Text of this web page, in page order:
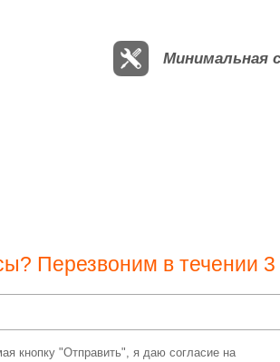
Минимальная
Перезвоним в течении
кнопку "Отправить", я даю согласие на